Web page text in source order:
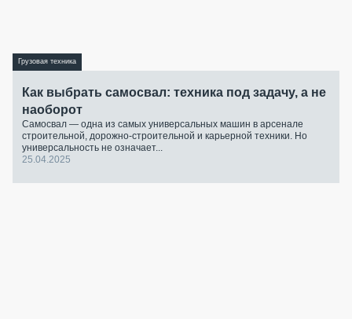
Грузовая техника
Как выбрать самосвал: техника под задачу, а не
наоборот
Самосвал — одна из самых универсальных машин в арсенале
строительной, дорожно-строительной и карьерной техники. Но
универсальность не означает...
25.04.2025